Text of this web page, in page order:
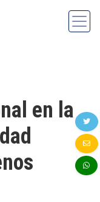
en la